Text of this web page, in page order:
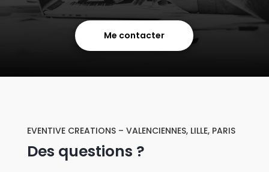
Me contacter
EVENTIVE CREATIONS – VALENCIENNES, LILLE, PARIS
Des questions ?